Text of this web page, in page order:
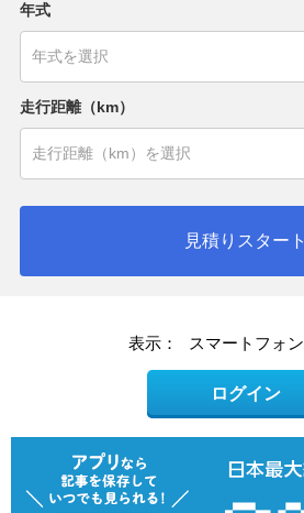
年式
走行距離（km）
見積りスタート
表示： スマートフォン
ログイン